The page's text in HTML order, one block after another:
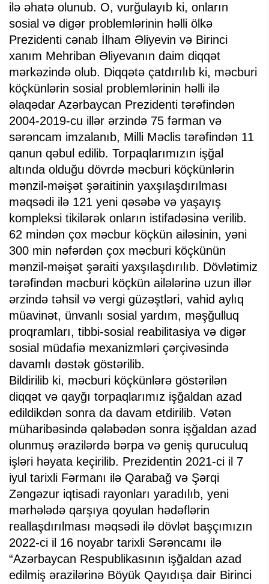
ilə əhatə olunub. O, vurğulayıb ki, onların
sosial və digər problemlərinin həlli ölkə
Prezidenti cənab İlham Əliyevin və Birinci
xanım Mehriban Əliyevanın daim diqqət
mərkəzində olub. Diqqətə çatdırılıb ki, məcburi
köçkünlərin sosial problemlərinin həlli ilə
əlaqədar Azərbaycan Prezidenti tərəfindən
2004-2019-cu illər ərzində 75 fərman və
sərəncam imzalanıb, Milli Məclis tərəfindən 11
qanun qəbul edilib. Torpaqlarımızın işğal
altında olduğu dövrdə məcburi köçkünlərin
mənzil-məişət şəraitinin yaxşılaşdırılması
məqsədi ilə 121 yeni qəsəbə və yaşayış
kompleksi tikilərək onların istifadəsinə verilib.
62 mindən çox məcbur köçkün ailəsinin, yəni
300 min nəfərdən çox məcburi köçkünün
mənzil-məişət şəraiti yaxşılaşdırılıb. Dövlətimiz
tərəfindən məcburi köçkün ailələrinə uzun illər
ərzində təhsil və vergi güzəştləri, vahid aylıq
müavinət, ünvanlı sosial yardım, məşğulluq
proqramları, tibbi-sosial reabilitasiya və digər
sosial müdafiə mexanizmləri çərçivəsində
davamlı dəstək göstərilib.
Bildirilib ki, məcburi köçkünlərə göstərilən
diqqət və qayğı torpaqlarımız işğaldan azad
edildikdən sonra da davam etdirilib. Vətən
müharibəsində qələbədən sonra işğaldan azad
olunmuş ərazilərdə bərpa və geniş quruculuq
işləri həyata keçirilib. Prezidentin 2021-ci il 7
iyul tarixli Fərmanı ilə Qarabağ və Şərqi
Zəngəzur iqtisadi rayonları yaradılıb, yeni
mərhələdə qarşıya qoyulan hədəflərin
reallaşdırılması məqsədi ilə dövlət başçımızın
2022-ci il 16 noyabr tarixli Sərəncamı ilə
“Azərbaycan Respublikasının işğaldan azad
edilmiş ərazilərinə Böyük Qayıdışa dair Birinci